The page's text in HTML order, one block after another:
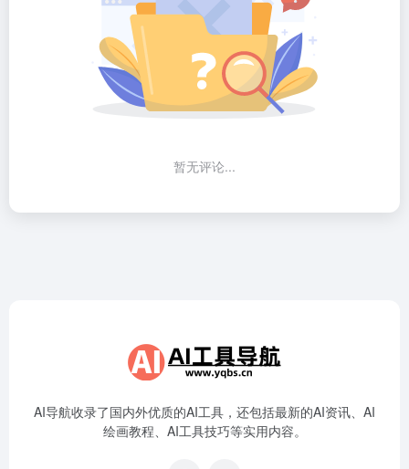
暂无评论...
AI导航收录了国内外优质的AI工具，还包括最新的AI资讯、AI
绘画教程、AI工具技巧等实用内容。